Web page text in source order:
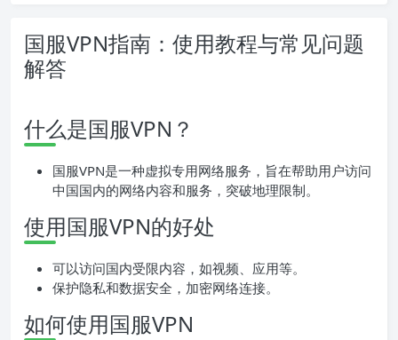
国服VPN指南：使用教程与常见问题
解答
什么是国服VPN？
国服VPN是一种虚拟专用网络服务，旨在帮助用户访问
中国国内的网络内容和服务，突破地理限制。
使用国服VPN的好处
可以访问国内受限内容，如视频、应用等。
保护隐私和数据安全，加密网络连接。
如何使用国服VPN